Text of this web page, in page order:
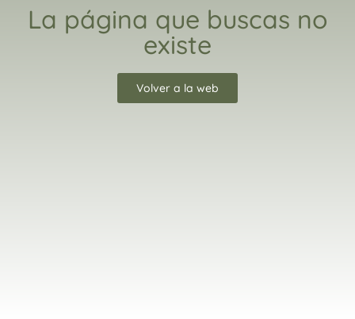
La página que buscas no
existe
Volver a la web